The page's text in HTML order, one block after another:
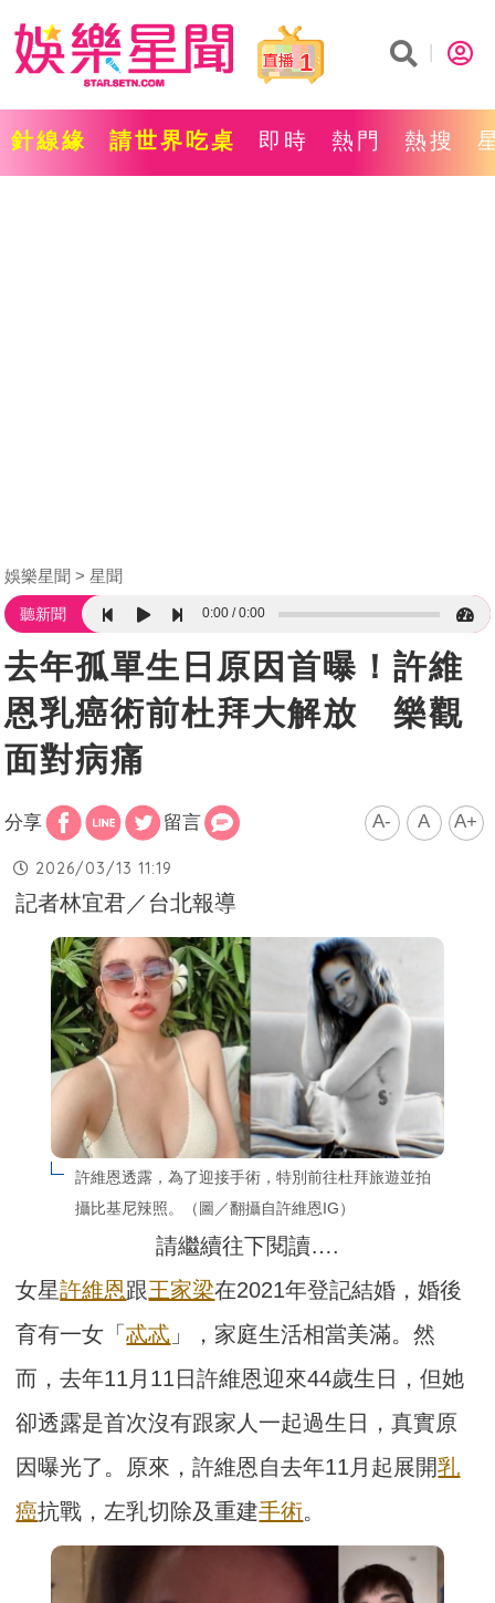
1
針線緣 請世界吃桌 即時 熱門 熱搜
娛樂星聞 星聞
聽新聞 0:00 0:00
去年孤單生日原因首曝！許維
恩乳癌術前杜拜大解放 樂觀
面對病痛
分享 留言 A- A A+
2026/03/13 11:19
記者林宜君／台北報導
許維恩透露，為了迎接手術，特別前往杜拜旅遊並拍
攝比基尼辣照。（圖／翻攝自許維恩IG）
請繼續往下閱讀….
女星許維恩跟王家梁在2021年登記結婚，婚後
育有一女「忒忒 」，家庭生活相當美滿。然
而，去年11月11日許維恩迎來44歲生日，但她
卻透露是首次沒有跟家人一起過生日，真實原
因曝光了。原來，許維恩自去年11月起展開乳
癌抗戰，左乳切除及重建手術。